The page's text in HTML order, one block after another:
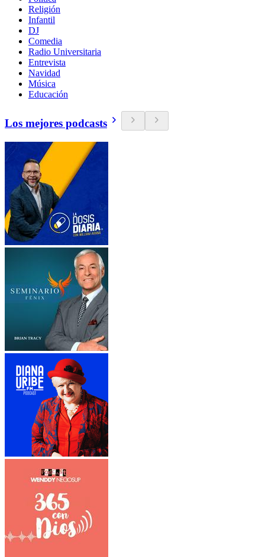
Religión
Infantil
DJ
Comedia
Radio Universitaria
Entrevista
Navidad
Música
Educación
Los mejores podcasts